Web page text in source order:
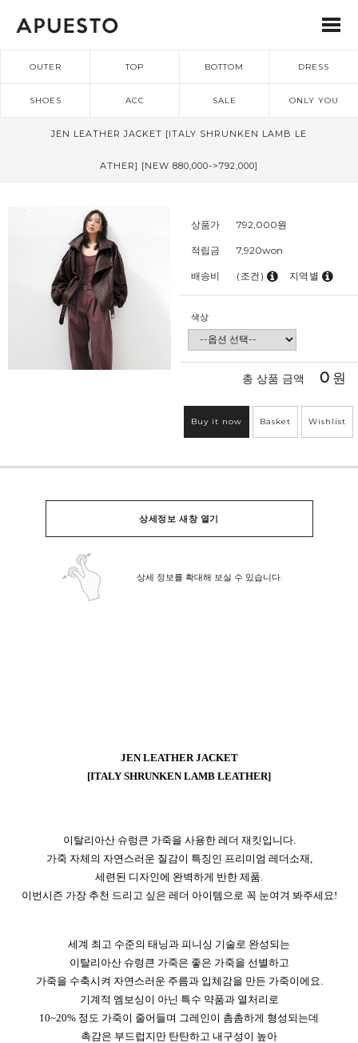
OUTER TOP BOTTOM DRESS
SHOES ACC SALE ONLY YOU
JEN LEATHER JACKET [ITALY SHRUNKEN LAMB LE
ATHER] [NEW 880,000->792,000]
상품가 792,000원
적립금 7,920won
배송비 (조건) 지역별
색상
총 상품 금액 0 원
Buy it now Basket Wishlist
상세정보 새창 열기
상세 정보를 확대해 보실 수 있습니다.
JEN LEATHER JACKET
[ITALY SHRUNKEN LAMB LEATHER]
이탈리아산 슈렁큰 가죽을 사용한 레더 재킷입니다.
가죽 자체의 자연스러운 질감이 특징인 프리미엄 레더소재,
세련된 디자인에 완벽하게 반한 제품.
이번시즌 가장 추천 드리고 싶은 레더 아이템으로 꼭 눈여겨 봐주세요!
세계 최고 수준의 태닝과 피니싱 기술로 완성되는
이탈리아산 슈렁큰 가죽은 좋은 가죽을 선별하고
가죽을 수축시켜 자연스러운 주름과 입체감을 만든 가죽이에요.
기계적 엠보싱이 아닌 특수 약품과 열처리로
10~20% 정도 가죽이 줄어들며 그레인이 촘촘하게 형성되는데
촉감은 부드럽지만 탄탄하고 내구성이 높아